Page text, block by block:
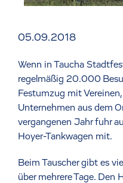
05.09.2018
Wenn in Taucha
regelmäßig 20.000
Festumzug mit
Unternehmen aus dem
vergangenen Jahr fuhr
Hoyer-Tankwagen mit.
Beim Tauscher gibt es
über mehrere Tage. Den